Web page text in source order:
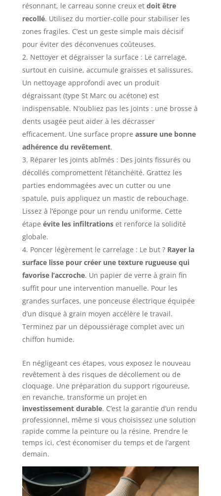
résonnant, le carreau sonne creux et doit être
recollé. Utilisez du mortier-colle pour stabiliser les
zones fragiles. C’est un geste simple mais décisif
pour éviter des déconvenues coûteuses.
Nettoyer et dégraisser la surface : Le carrelage,
surtout en cuisine, accumule graisses et salissures.
Un nettoyage approfondi avec un produit
dégraissant (type St Marc ou acétone) est
indispensable. N’oubliez pas les joints : une brosse à
dents usagée peut aider à les décrasser
efficacement. Une surface propre assure une bonne
adhérence du revêtement.
Réparer les joints abîmés : Des joints fissurés ou
décollés compromettent l’étanchéité. Grattez les
parties endommagées avec un cutter ou une
spatule, puis appliquez un mastic de rebouchage.
Lissez à l’éponge pour un rendu uniforme. Cette
étape évite les infiltrationset renforce la solidité
globale.
Poncer légèrement le carrelage : Le but ? Rayer la
surface lisse pour créer une texture rugueuse qui
favorise l’accroche. Un papier de verre à grain fin
suffit pour une intervention manuelle. Pour les
grandes surfaces, une ponceuse électrique équipée
d’un disque à grain moyen accélère le travail.
Terminez par un dépoussiérage complet avec un
chiffon humide.
En négligeant ces étapes, vous exposez le nouveau
revêtement à des risques de décollement ou de
cloquage. Une préparation du support rigoureuse,
en revanche, transforme un projet en
investissement durable. C’est la garantie d’un rendu
professionnel, même si vous choisissez une solution
rapide comme la peinture ou la résine. Prendre le
temps ici, c’est économiser du temps et de l’argent
demain.